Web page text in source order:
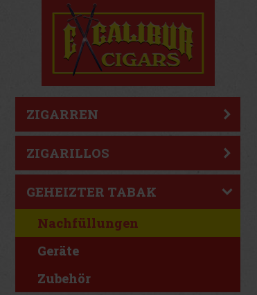
ZIGARREN
ZIGARILLOS
GEHEIZTER TABAK
Nachfüllungen
Geräte
Zubehör